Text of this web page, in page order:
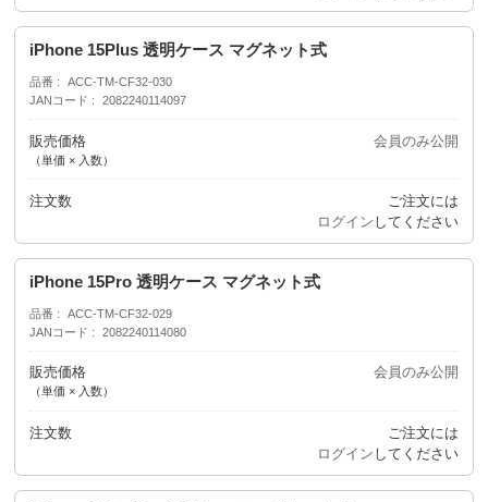
iPhone 15Plus 透明ケース マグネット式
品番
ACC-TM-CF32-030
JANコード
2082240114097
販売価格
（単価 × 入数）
会員のみ公開
注文数
ご注文には
ログイン してください
iPhone 15Pro 透明ケース マグネット式
品番
ACC-TM-CF32-029
JANコード
2082240114080
販売価格
（単価 × 入数）
会員のみ公開
注文数
ご注文には
ログイン してください